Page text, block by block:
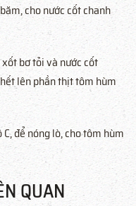
cho nước cốt chanh
bơ tỏi và nước cốt
lên phần thịt tôm hùm
để nóng lò, cho tôm hùm
QUAN